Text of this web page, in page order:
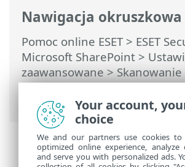
Nawigacja okruszkowa
Pomoc online ESET> ESET
Microsoft SharePoint >
zaawansowane>Skanowanie
Skanowanie urządzenia>
docelowe w ramach profilu
Your account,
choice
We and our partners use cookies
optimized online experience,
and serve you with personalized ads.